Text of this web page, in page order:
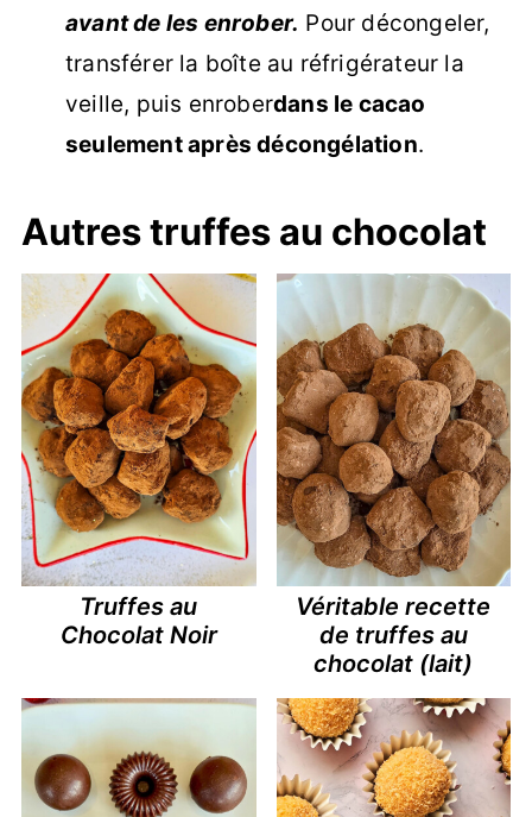
avant de les enrober. Pour décongeler,
transférer la boîte au réfrigérateur la
veille, puis enroberdans le cacao
seulement après décongélation.
Autres truffes au chocolat
Truffes au
Chocolat Noir
Véritable recette
de truffes au
chocolat (lait)